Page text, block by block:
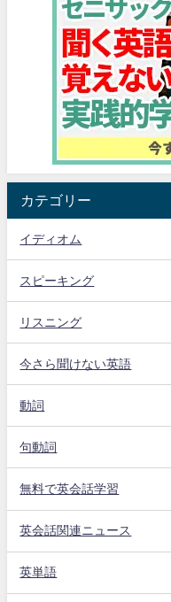
カテゴリー
イディオム
スピーキング
リスニング
今さら聞けない英語
動詞
句動詞
無料で英会話学習
英会話関連ニュース
英単語